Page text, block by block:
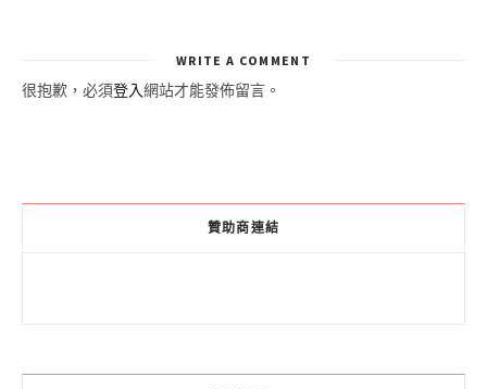
WRITE A COMMENT
很抱歉，必須登入網站才能發佈留言。
贊助商連結